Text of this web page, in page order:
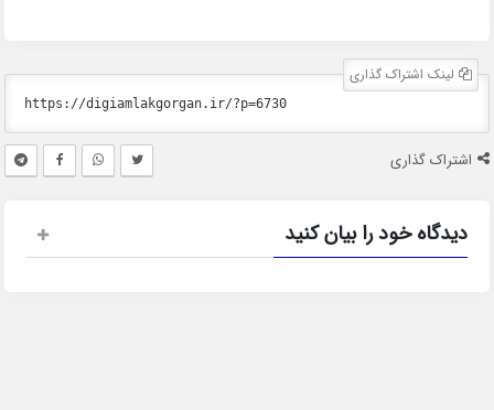
لینک اشتراک گذاری
اشتراک گذاری
دیدگاه خود را بیان کنید